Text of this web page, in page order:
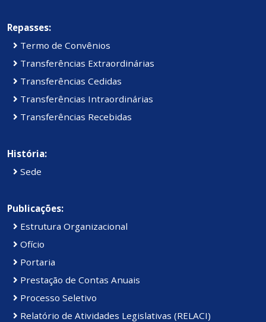
Repasses:
Termo de Convênios
Transferências Extraordinárias
Transferências Cedidas
Transferências Intraordinárias
Transferências Recebidas
História:
Sede
Publicações:
Estrutura Organizacional
Ofício
Portaria
Prestação de Contas Anuais
Processo Seletivo
Relatório de Atividades Legislativas (RELACI)